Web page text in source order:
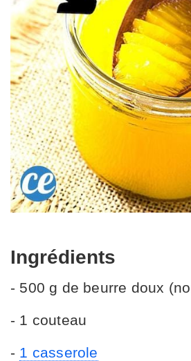
Ingrédients
- 500 g de beurre doux
- 1 couteau
- 1 casserole